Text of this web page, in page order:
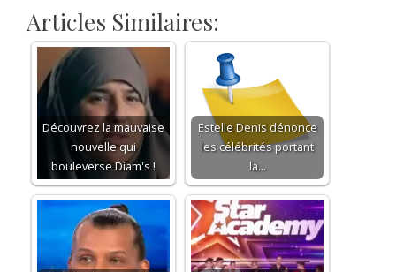
Articles Similaires:
Découvrez la mauvaise
nouvelle qui
bouleverse Diam's !
Estelle Denis dénonce
les célébrités portant
la…